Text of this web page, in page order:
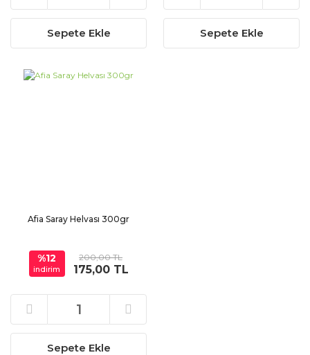
Sepete Ekle Sepete Ekle
Afia Saray Helvası 300gr
%12
indirim
200,00 TL
175,00 TL
Sepete Ekle